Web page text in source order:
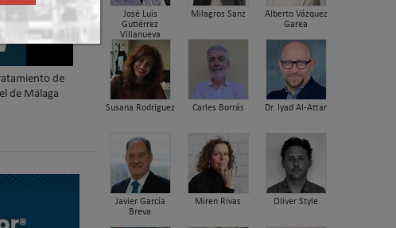
de
de Málaga
José Luis
Gutiérrez
Villanueva
Milagros Sanz
Alberto Vázquez
Garea
Susana Rodriguez Carles Borrás Dr. Iyad Al-Attar
Javier García
Breva
Miren Rivas Oliver Style